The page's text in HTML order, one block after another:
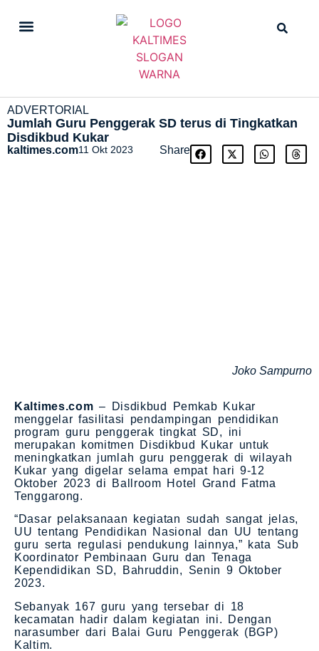
ADVERTORIAL
Jumlah Guru Penggerak SD terus di Tingkatkan
Disdikbud Kukar
kaltimes.com11 Okt 2023 Share
Joko Sampurno
Kaltimes.com – Disdikbud Pemkab Kukar
menggelar fasilitasi pendampingan pendidikan
program guru penggerak tingkat SD, ini
merupakan komitmen Disdikbud Kukar untuk
meningkatkan jumlah guru penggerak di wilayah
Kukar yang digelar selama empat hari 9-12
Oktober 2023 di Ballroom Hotel Grand Fatma
Tenggarong.
“Dasar pelaksanaan kegiatan sudah sangat jelas,
UU tentang Pendidikan Nasional dan UU tentang
guru serta regulasi pendukung lainnya,” kata Sub
Koordinator Pembinaan Guru dan Tenaga
Kependidikan SD, Bahruddin, Senin 9 Oktober
2023.
Sebanyak 167 guru yang tersebar di 18
kecamatan hadir dalam kegiatan ini. Dengan
narasumber dari Balai Guru Penggerak (BGP)
Kaltim.